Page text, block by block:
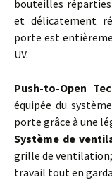
bouteilles
et délicatement
porte est
UV.
Push-to-Open
équipée du
porte grâce à une
Système de
grille de
travail tout en